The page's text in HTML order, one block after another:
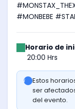
#MONBEBE
Horario de
20:00 Hrs
Estos
ser
del evento.